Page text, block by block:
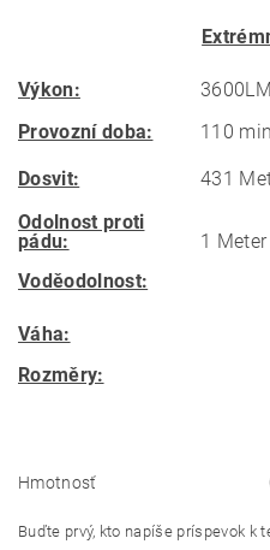
Výkon: 3600LM
Provozní doba:
110
Dosvit: 431
Odolnost proti
pádu:
1 Meter
Voděodolnost:
Váha:
Rozměry:
Hmotnosť
Buďte prvý, kto napíše príspevok k